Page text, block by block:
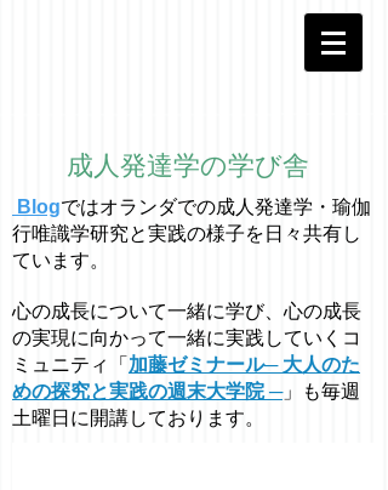
成人発達学の学び舎
Blogではオラ ンダでの成人発達学・ 瑜伽
行唯識学研究と実践の様子を日々共有し
ています。
心の成長について一緒に学び、心の成長
の実現に向かって一緒に実践していくコ
ミュニティ「 加藤ゼミナール─ 大人のた
めの探究と実践の週末大学院 ─」も毎週
土曜日に開講しております。